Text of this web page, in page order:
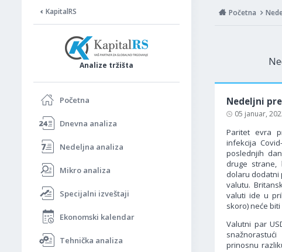
KapitalRS
Analize tržišta
Početna
Dnevna analiza
Nedeljna analiza
Mikro analiza
Specijalni izveštaji
Ekonomski kalendar
Tehnička analiza
Početna
Nedeljni
05 januar,
Paritet evra
infekcija
poslednjih
druge strane,
dolaru dodatni
valutu.
valuti ide u
skoro) neće
Valutni par
prinosnu